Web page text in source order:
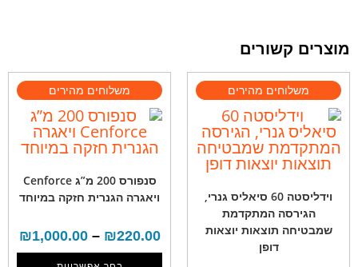
מוצרים קשורים
וידליסטה 60 סיאליס גנרי,
הגירסה המתקדמת
שמבטיחה תוצאות יוצאות
דופן
סנפורס 200 מ”ג Cenforce
ויאגרה הגנרית חזקה במיוחד
₪220.00
–
₪1,000.00